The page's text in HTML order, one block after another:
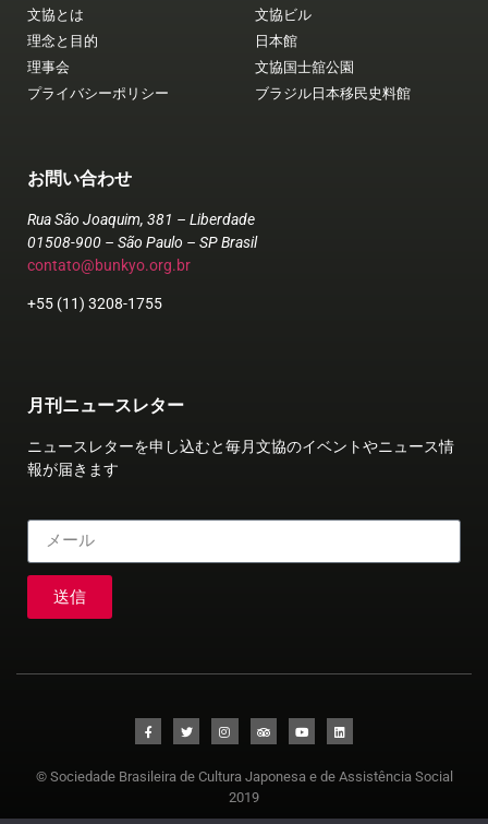
文協とは
理念と目的
理事会
プライバシーポリシー
文協ビル
日本館
文協国士舘公園
ブラジル日本移民史料館
お問い合わせ
Rua São Joaquim, 381 – Liberdade
01508-900 – São Paulo – SP Brasil
contato@bunkyo.org.br
+55 (11) 3208-1755
月刊ニュースレター
ニュースレターを申し込むと毎月文協のイベントやニュース情
報が届きます
送信
© Sociedade Brasileira de Cultura Japonesa e de Assistência Social
2019